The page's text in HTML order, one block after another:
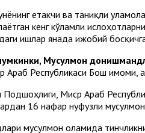
етакчи ва таниқли
кенг кўламли
ишлар янада ижобий
Мусулмон
Араб Республикаси Бош
Подшоҳлиги, Миср Араб
16 нафар нуфузли
мусулмон оламида